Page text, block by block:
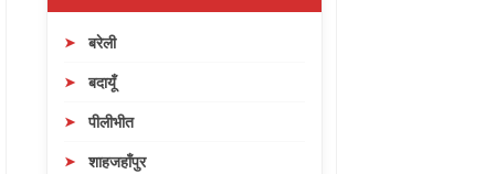
बरेली
बदायूँ
पीलीभीत
शाहजहाँपुर